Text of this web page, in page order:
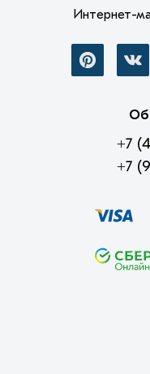
Интернет-
+7
+7